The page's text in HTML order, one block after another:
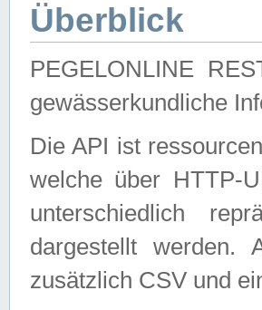
Überblick
PEGELONLINE
gewässerkundliche
Die API ist
welche über HTTP-
unterschiedlich
dargestellt werden.
zusätzlich CSV und